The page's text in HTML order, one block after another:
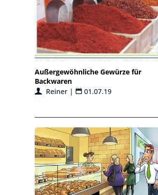
Außergewöhnliche Gewürze für
Backwaren
Reiner |
01.07.19